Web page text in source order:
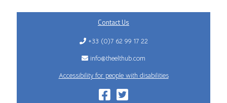
Contact Us
+33 (0)7 62 99 17 22
info@theelthub.com
Accessibility for people with disabilities